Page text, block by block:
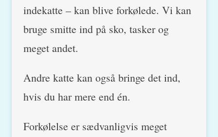
indekatte – kan blive forkølede. Vi kan
bruge smitte ind på sko, tasker og
meget andet.
Andre katte kan også bringe det ind,
hvis du har mere end én.
Forkølelse er sædvanligvis meget